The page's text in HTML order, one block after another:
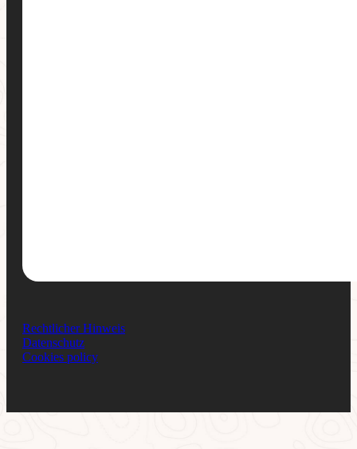
Rechtlicher Hinweis
Datenschutz
Cookies policy